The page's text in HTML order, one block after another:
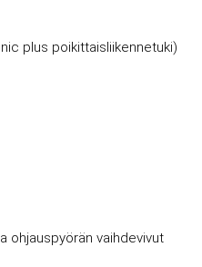
plus poikittaisliikennetuki)
ohjauspyörän vaihdevivut